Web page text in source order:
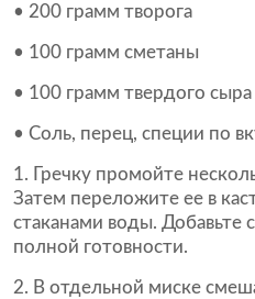
• 200 грамм творога
• 100 грамм сметаны
• 100 грамм твердого сыра
• Соль, перец, специи по
1. Гречку промойте
Затем переложите ее в
стаканами воды. Добавьте
полной готовности.
2. В отдельной миске